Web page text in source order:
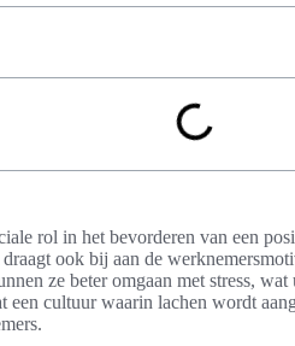
rol in het bevorderen van een
ook bij aan de
ze beter omgaan met stress,
cultuur waarin lachen wordt